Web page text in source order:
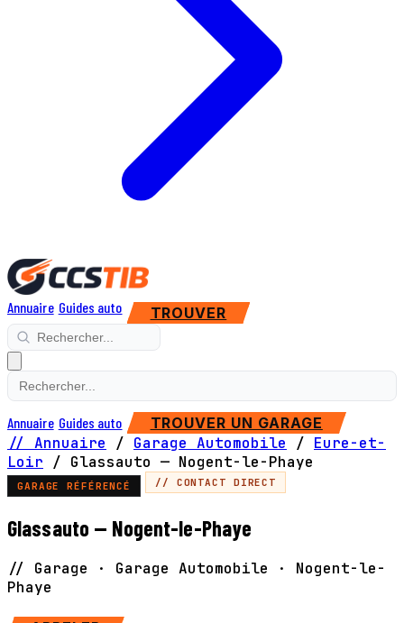
Annuaire Guides auto TROUVER
Annuaire Guides auto TROUVER UN GARAGE
// Annuaire / Garage Automobile / Eure-et-
Loir
/ Glassauto — Nogent-le-Phaye
GARAGE RÉFÉRENCÉ // CONTACT DIRECT
Glassauto — Nogent-le-Phaye
// Garage · Garage Automobile · Nogent-le-
Phaye